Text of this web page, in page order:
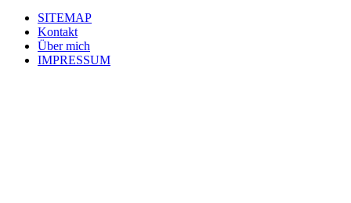
SITEMAP
Kontakt
Über mich
IMPRESSUM